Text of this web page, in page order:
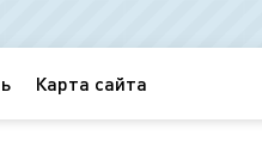
Карта сайта